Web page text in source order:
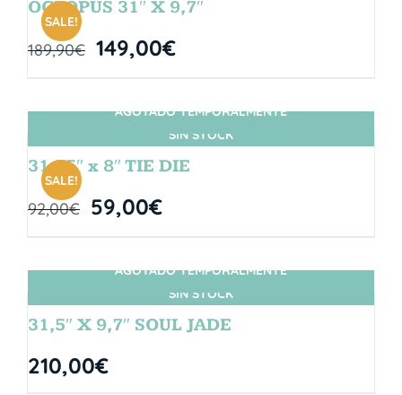
SALE!
OCTOPUS 31″ X 9,7″
189,90€ 149,00€
SIN STOCK
SALE!
AGOTADO TEMPORALMENTE
31.75″ x 8″ TIE DIE
92,00€ 59,00€
SIN STOCK
AGOTADO TEMPORALMENTE
31,5″ X 9,7″ SOUL JADE
210,00€